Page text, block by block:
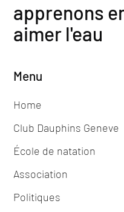
apprenons
aimer l'eau
Menu
Home
Club Dauphins Geneve
École de natation
Association
Politiques